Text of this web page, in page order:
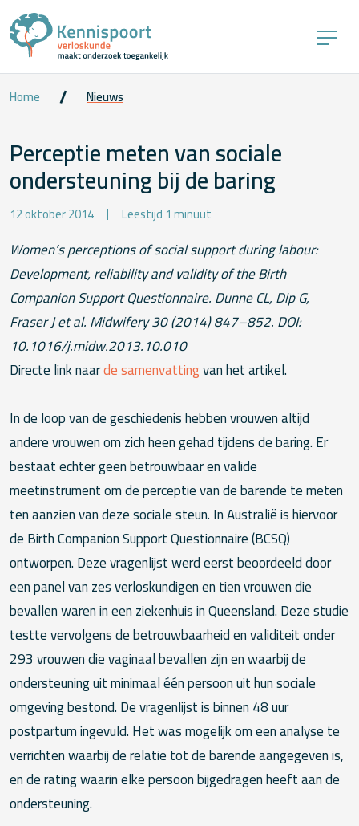
Home Nieuws
Perceptie meten van sociale
ondersteuning bij de baring
12 oktober 2014 Leestijd 1 minuut
Women’s perceptions of social support during labour:
Development, reliability and validity of the Birth
Companion Support Questionnaire. Dunne CL, Dip G,
Fraser J et al. Midwifery 30 (2014) 847–852. DOI:
10.1016/j.midw.2013.10.010
Directe link naarde samenvattingvan het artikel.
In de loop van de geschiedenis hebben vrouwen altijd
andere vrouwen om zich heen gehad tijdens de baring. Er
bestaat echter geen betrouwbaar en valide
meetinstrument om de perceptie van de barende te meten
ten aanzien van deze sociale steun. In Australië is hiervoor
de Birth Companion Support Questionnaire (BCSQ)
ontworpen. Deze vragenlijst werd eerst beoordeeld door
een panel van zes verloskundigen en tien vrouwen die
bevallen waren in een ziekenhuis in Queensland. Deze studie
testte vervolgens de betrouwbaarheid en validiteit onder
293 vrouwen die vaginaal bevallen zijn en waarbij de
ondersteuning uit minimaal één persoon uit hun sociale
omgeving bestond. De vragenlijst is binnen 48 uur
postpartum ingevuld. Het was mogelijk om een analyse te
verrichten waarbij de relatie tot de barende aangegeven is,
en de rating waarin elke persoon bijgedragen heeft aan de
ondersteuning.